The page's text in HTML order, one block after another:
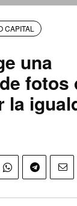
CAPITAL
una
fotos
la